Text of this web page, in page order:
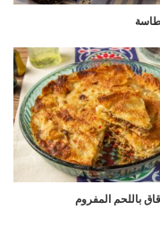
باللحم المفروم